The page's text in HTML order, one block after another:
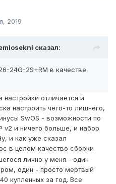
2019
сказал:
24G-2S+RM в качестве
настройки отличается и
настроить чего-то лишнего,
SwOS - возможности по
v2 и ничего больше, и набор
и как уже сказал
в целом качество сборки
лично у меня - один
один - просто мертвый
купленных за год. Все